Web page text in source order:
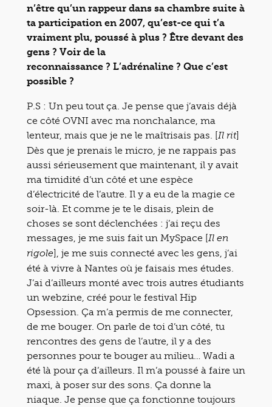
n’être qu’un rappeur dans sa chambre suite à
ta participation en 2007, qu’est-ce qui t’a
vraiment plu, poussé à plus ? Être devant des
gens ? Voir de la
reconnaissance ? L’adrénaline ? Que c’est
possible ?
P.S : Un peu tout ça. Je pense que j’avais déjà
ce côté OVNI avec ma nonchalance, ma
lenteur, mais que je ne le maîtrisais pas. [Il rit]
Dès que je prenais le micro, je ne rappais pas
aussi sérieusement que maintenant, il y avait
ma timidité d’un côté et une espèce
d’électricité de l’autre. Il y a eu de la magie ce
soir-là. Et comme je te le disais, plein de
choses se sont déclenchées : j’ai reçu des
messages, je me suis fait un MySpace [Il en
rigole], je me suis connecté avec les gens, j’ai
été à vivre à Nantes où je faisais mes études.
J’ai d’ailleurs monté avec trois autres étudiants
un webzine, créé pour le festival Hip
Opsession. Ça m’a permis de me connecter,
de me bouger. On parle de toi d’un côté, tu
rencontres des gens de l’autre, il y a des
personnes pour te bouger au milieu… Wadi a
été là pour ça d’ailleurs. Il m’a poussé à faire un
maxi, à poser sur des sons. Ça donne la
niaque. Je pense que ça fonctionne toujours